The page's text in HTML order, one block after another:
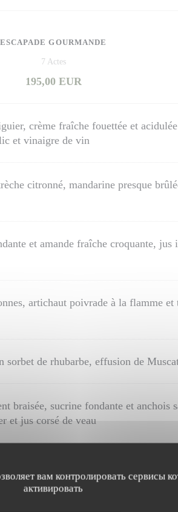
вам контролировать сервисы
активировать
ESCAPADE GOURMANDE
7 Actes
195,00 EUR
crème fraîche fouettée et
et vinaigre de vin
citronné, mandarine presque
et amande fraîche croquante, jus
artichaut poivrade à la flamme et
de rhubarbe, effusion de
braisée, sucrine fondante et anchois
et jus corsé de veau
plaisir d’un sorbet de yaourt